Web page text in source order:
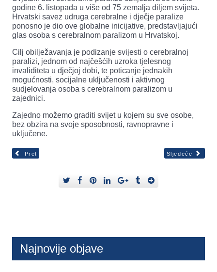
godine 6. listopada u više od 75 zemalja diljem svijeta.
Hrvatski savez udruga cerebralne i dječje paralize
ponosno je dio ove globalne inicijative, predstavljajući
glas osoba s cerebralnom paralizom u Hrvatskoj.
Cilj obilježavanja je podizanje svijesti o cerebralnoj
paralizi, jednom od najčešćih uzroka tjelesnog
invaliditeta u dječjoj dobi, te poticanje jednakih
mogućnosti, socijalne uključenosti i aktivnog
sudjelovanja osoba s cerebralnom paralizom u
zajednici.
Zajedno možemo graditi svijet u kojem su sve osobe,
bez obzira na svoje sposobnosti, ravnopravne i
uključene.
Pret Sljedeće
Najnovije objave